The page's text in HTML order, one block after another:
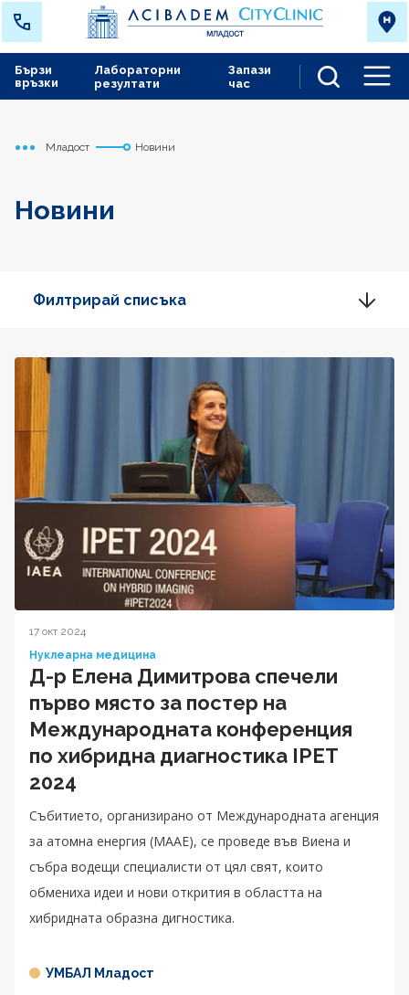
Лабораторни
резултати
Запази
час
Бързи
връзки
Начало
Младост Новини
Новини
Филтрирай списъка
17 окт 2024
Нуклеарна медицина
Д-р Елена Димитрова спечели
първо място за постер на
Международната конференция
по хибридна диагностика IPET
2024
Събитието, организирано от Международната агенция
за атомна енергия (МААЕ), се проведе във Виена и
събра водещи специалисти от цял свят, които
обмениха идеи и нови открития в областта на
хибридната образна дигностика.
УМБАЛ Младост